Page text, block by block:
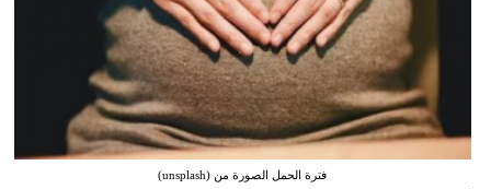
فترة الحمل الصورة من (unsplash)